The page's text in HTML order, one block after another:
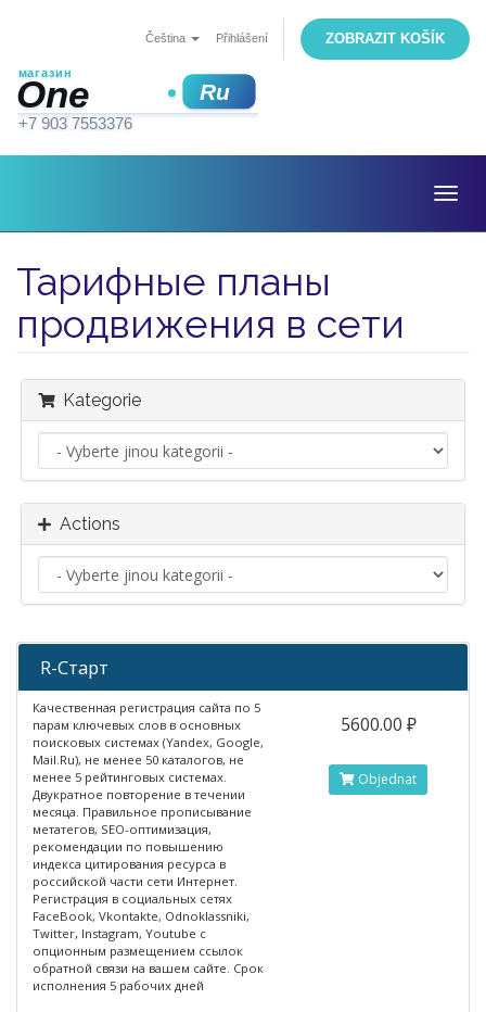
Čeština Přihlášení ZOBRAZIT KOŠÍK
Тарифные планы
продвижения в сети
Kategorie
Actions
R-Старт
Качественная регистрация сайта по 5
парам ключевых слов в основных
поисковых системах (Yandex, Google,
Mail.Ru), не менее 50 каталогов, не
менее 5 рейтинговых системах.
Двукратное повторение в течении
месяца. Правильное прописывание
метатегов, SEO-оптимизация,
рекомендации по повышению
индекса цитирования ресурса в
российской части сети Интернет.
Регистрация в социальных сетях
FaceBook, Vkontakte, Odnoklassniki,
Twitter, Instagram, Youtube с
опционным размещением ссылок
обратной связи на вашем сайте. Срок
исполнения 5 рабочих дней
5600.00 ₽
Objednat